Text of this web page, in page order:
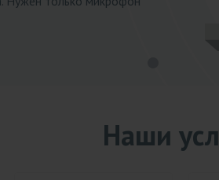
Наши